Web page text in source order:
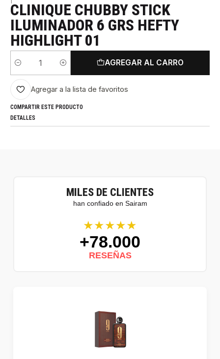
CLINIQUE CHUBBY STICK
ILUMINADOR 6 GRS HEFTY
HIGHLIGHT 01
Cantidad
AGREGAR AL CARRO
Agregar a la lista de favoritos
COMPARTIR ESTE PRODUCTO
DETALLES
MILES DE CLIENTES
han confiado en Sairam
★★★★★
+78.000
RESEÑAS